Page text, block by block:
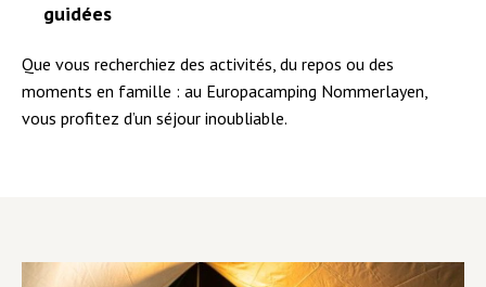
guidées
Que vous recherchiez des activités, du repos ou des
moments en famille : au Europacamping Nommerlayen,
vous profitez d’un séjour inoubliable.